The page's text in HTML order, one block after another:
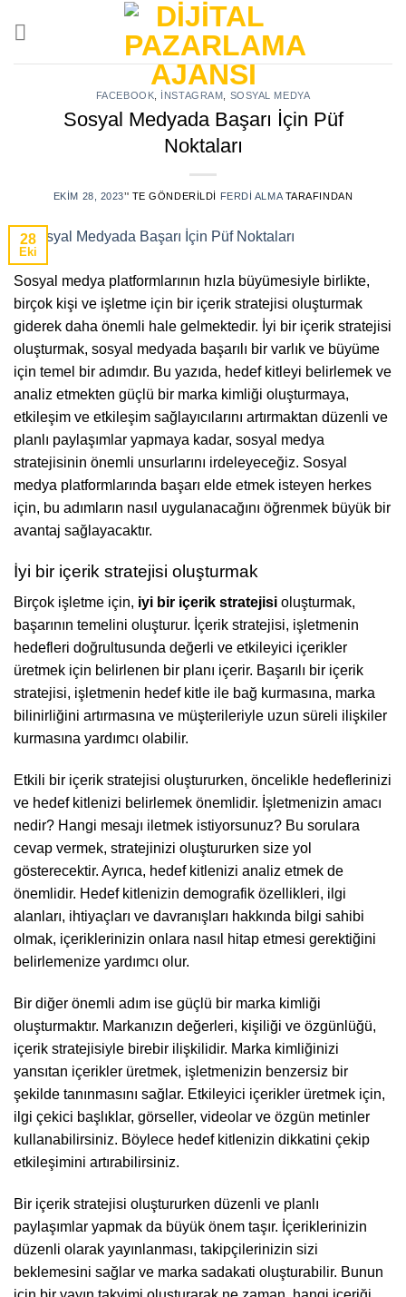
FACEBOOK İNSTAGRAM SOSYAL MEDYA
Sosyal Medyada Başarı İçin Püf
Noktaları
EKIM 28, 2023’' TE GÖNDERILDI FERDI ALMATARAFINDAN
28
Eki
Sosyal medya platformlarının hızla büyümesiyle birlikte,
birçok kişi ve işletme için bir içerik stratejisi oluşturmak
giderek daha önemli hale gelmektedir. İyi bir içerik stratejisi
oluşturmak, sosyal medyada başarılı bir varlık ve büyüme
için temel bir adımdır. Bu yazıda, hedef kitleyi belirlemek ve
analiz etmekten güçlü bir marka kimliği oluşturmaya,
etkileşim ve etkileşim sağlayıcılarını artırmaktan düzenli ve
planlı paylaşımlar yapmaya kadar, sosyal medya
stratejisinin önemli unsurlarını irdeleyeceğiz. Sosyal
medya platformlarında başarı elde etmek isteyen herkes
için, bu adımların nasıl uygulanacağını öğrenmek büyük bir
avantaj sağlayacaktır.
İyi bir içerik stratejisi oluşturmak
Birçok işletme için, iyi bir içerik stratejisi oluşturmak,
başarının temelini oluşturur. İçerik stratejisi, işletmenin
hedefleri doğrultusunda değerli ve etkileyici içerikler
üretmek için belirlenen bir planı içerir. Başarılı bir içerik
stratejisi, işletmenin hedef kitle ile bağ kurmasına, marka
bilinirliğini artırmasına ve müşterileriyle uzun süreli ilişkiler
kurmasına yardımcı olabilir.
Etkili bir içerik stratejisi oluştururken, öncelikle hedeflerinizi
ve hedef kitlenizi belirlemek önemlidir. İşletmenizin amacı
nedir? Hangi mesajı iletmek istiyorsunuz? Bu sorulara
cevap vermek, stratejinizi oluştururken size yol
gösterecektir. Ayrıca, hedef kitlenizi analiz etmek de
önemlidir. Hedef kitlenizin demografik özellikleri, ilgi
alanları, ihtiyaçları ve davranışları hakkında bilgi sahibi
olmak, içeriklerinizin onlara nasıl hitap etmesi gerektiğini
belirlemenize yardımcı olur.
Bir diğer önemli adım ise güçlü bir marka kimliği
oluşturmaktır. Markanızın değerleri, kişiliği ve özgünlüğü,
içerik stratejisiyle birebir ilişkilidir. Marka kimliğinizi
yansıtan içerikler üretmek, işletmenizin benzersiz bir
şekilde tanınmasını sağlar. Etkileyici içerikler üretmek için,
ilgi çekici başlıklar, görseller, videolar ve özgün metinler
kullanabilirsiniz. Böylece hedef kitlenizin dikkatini çekip
etkileşimini artırabilirsiniz.
Bir içerik stratejisi oluştururken düzenli ve planlı
paylaşımlar yapmak da büyük önem taşır. İçeriklerinizin
düzenli olarak yayınlanması, takipçilerinizin sizi
beklemesini sağlar ve marka sadakati oluşturabilir. Bunun